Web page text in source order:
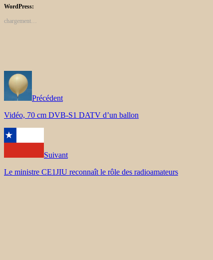
WordPress:
chargement…
Précédent
Vidéo, 70 cm DVB-S1 DATV d’un ballon
Suivant
Le ministre CE1JIU reconnaît le rôle des radioamateurs